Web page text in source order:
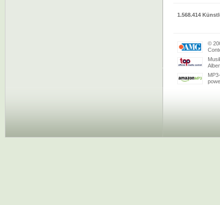
1.568.414
©